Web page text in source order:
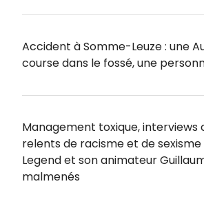
Accident à Somme-Leuze : une
course dans le fossé, une
Management toxique, interviews
relents de racisme et de
Legend et son animateur
malmenés